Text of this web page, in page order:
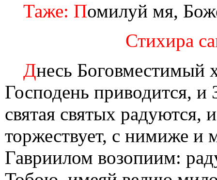
Таже: Помилуй мя,
Стихира
Днесь Боговместимый
Господень приводится,
святая святых радуются,
торжествует, с нимиже
Гавриилом возопиим: